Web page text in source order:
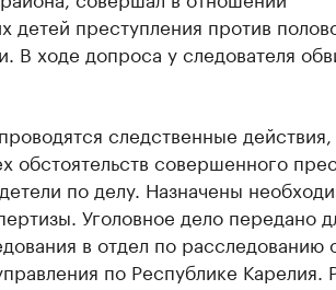
детей преступления против
В ходе допроса у следователя
следственные
обстоятельств совершенного
по делу. Назначены
Уголовное дело передано
в отдел по расследованию
по Республике Карелия.